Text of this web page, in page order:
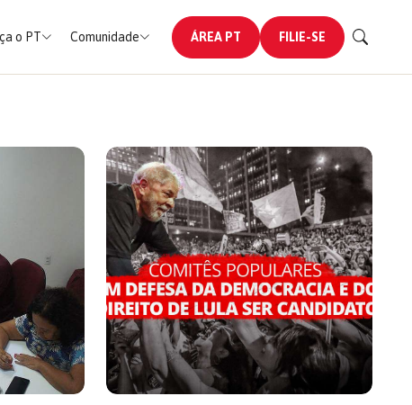
o PT Comunidade ÁREA PT FILIE-SE